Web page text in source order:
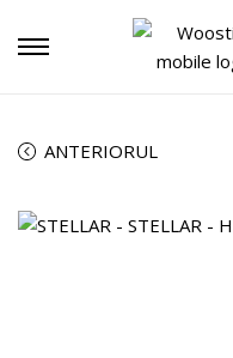
ANTERIORUL